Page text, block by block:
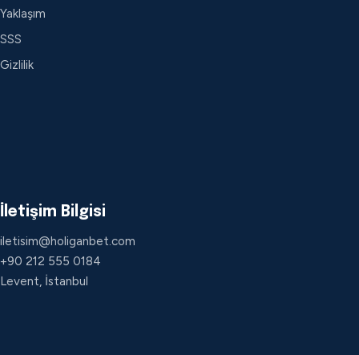
Yaklaşım
SSS
Gizlilik
İletişim Bilgisi
iletisim@holiganbet.com
+90 212 555 0184
Levent, İstanbul